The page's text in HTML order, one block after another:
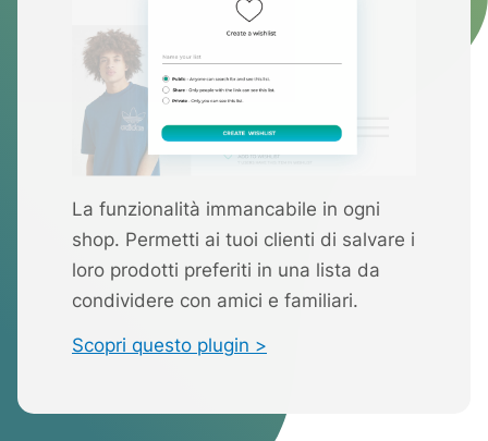
La funzionalità immancabile in ogni
shop. Permetti ai tuoi clienti di salvare i
loro prodotti preferiti in una lista da
condividere con amici e familiari.
Scopri questo plugin >